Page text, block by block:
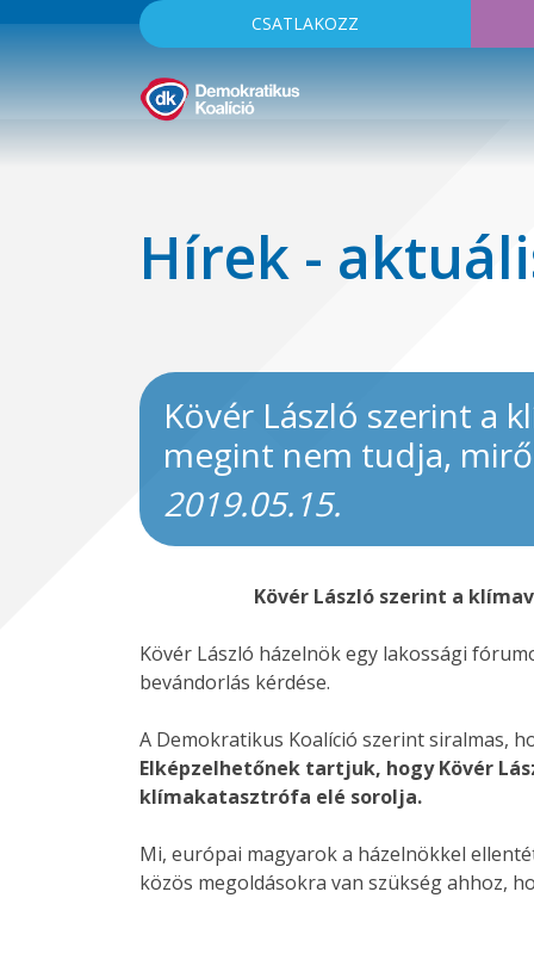
CSATLAKOZZ
Hírek -
Kövér László szerint a
megint nem tudja,
2019.05.15.
Kövér László szerint a
Kövér László házelnök egy lakossági
bevándorlás kérdése.
A Demokratikus Koalíció szerint siralmas,
Elképzelhetőnek tartjuk, hogy Kövér
klímakatasztrófa elé sorolja.
Mi, európai magyarok a házelnökkel
közös megoldásokra van szükség ahhoz,